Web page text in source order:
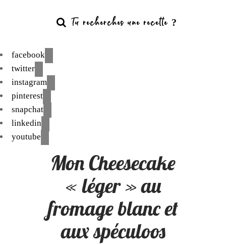
facebook
twitter
instagram
pinterest
snapchat
linkedin
youtube
Mon Cheesecake
« léger » au
fromage blanc et
aux spéculoos